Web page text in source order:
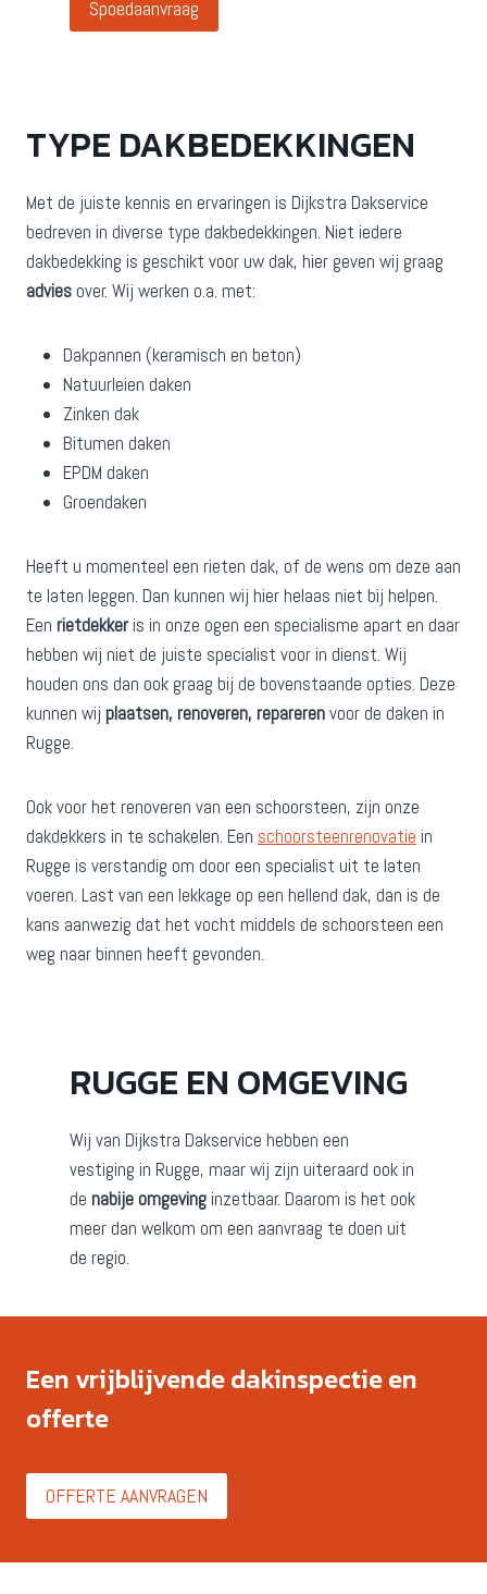
Spoedaanvraag
TYPE DAKBEDEKKINGEN
Met de juiste kennis en ervaringen is Dijkstra Dakservice
bedreven in diverse type dakbedekkingen. Niet iedere
dakbedekking is geschikt voor uw dak, hier geven wij graag
advies over. Wij werken o.a. met:
Dakpannen (keramisch en beton)
Natuurleien daken
Zinken dak
Bitumen daken
EPDM daken
Groendaken
Heeft u momenteel een rieten dak, of de wens om deze aan
te laten leggen. Dan kunnen wij hier helaas niet bij helpen.
Een rietdekker is in onze ogen een specialisme apart en daar
hebben wij niet de juiste specialist voor in dienst. Wij
houden ons dan ook graag bij de bovenstaande opties. Deze
kunnen wij plaatsen, renoveren, reparerenvoor de daken in
Rugge.
Ook voor het renoveren van een schoorsteen, zijn onze
dakdekkers in te schakelen. Een schoorsteenrenovatie in
Rugge is verstandig om door een specialist uit te laten
voeren. Last van een lekkage op een hellend dak, dan is de
kans aanwezig dat het vocht middels de schoorsteen een
weg naar binnen heeft gevonden.
RUGGE EN OMGEVING
Wij van Dijkstra Dakservice hebben een
vestiging in Rugge, maar wij zijn uiteraard ook in
de nabije omgeving inzetbaar. Daarom is het ook
meer dan welkom om een aanvraag te doen uit
de regio.
Een vrijblijvende dakinspectie en
offerte
OFFERTE AANVRAGEN